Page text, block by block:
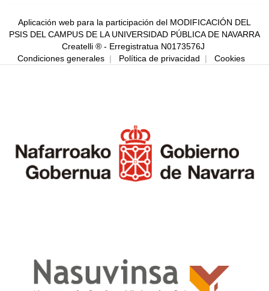
Aplicación web para la participación del MODIFICACIÓN DEL
PSIS DEL CAMPUS DE LA UNIVERSIDAD PÚBLICA DE NAVARRA
Createlli ® - Erregistratua N0173576J
Condiciones generales | Política de privacidad | Cookies